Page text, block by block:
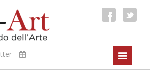
Toggle